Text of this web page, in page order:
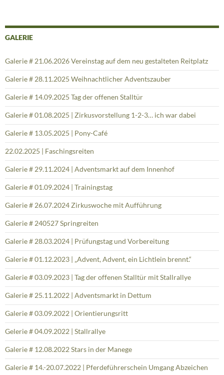
GALERIE
Galerie # 21.06.2026 Vereinstag auf dem neu gestalteten Reitplatz
Galerie # 28.11.2025 Weihnachtlicher Adventszauber
Galerie # 14.09.2025 Tag der offenen Stalltür
Galerie # 01.08.2025 | Zirkusvorstellung 1-2-3… ich war dabei
Galerie # 13.05.2025 | Pony-Café
22.02.2025 | Faschingsreiten
Galerie # 29.11.2024 | Adventsmarkt auf dem Innenhof
Galerie # 01.09.2024 | Trainingstag
Galerie # 26.07.2024 Zirkuswoche mit Aufführung
Galerie # 240527 Springreiten
Galerie # 28.03.2024 | Prüfungstag und Vorbereitung
Galerie # 01.12.2023 | „Advent, Advent, ein Lichtlein brennt.“
Galerie # 03.09.2023 | Tag der offenen Stalltür mit Stallrallye
Galerie # 25.11.2022 | Adventsmarkt in Dettum
Galerie # 03.09.2022 | Orientierungsritt
Gelerie # 04.09.2022 | Stallrallye
Galerie # 12.08.2022 Stars in der Manege
Galerie # 14.-20.07.2022 | Pferdeführerschein Umgang Abzeichen